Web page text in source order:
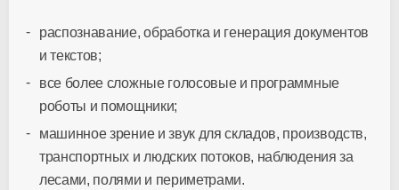
распознавание, обработка и генерация документов
и текстов;
все более сложные голосовые и программные
роботы и помощники;
машинное зрение и звук для складов, производств,
транспортных и людских потоков, наблюдения за
лесами, полями и периметрами.